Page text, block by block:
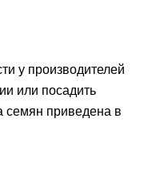
у производителей
или посадить
семян приведена в